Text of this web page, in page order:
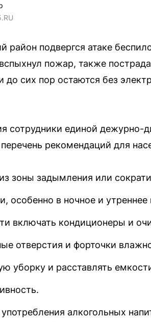
район подвергся атаке
пожар, также
до сих пор остаются без
сотрудники единой дежурно-
рекомендаций для
зоны задымления или
особенно в ночное и утреннее
включать кондиционеры и
отверстия и форточки
уборку и расставлять
алкогольных